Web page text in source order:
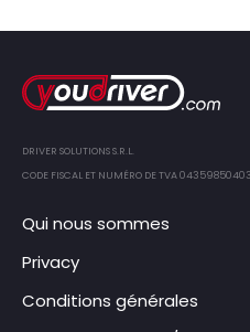
DRIVER SOLUTIONS S.R.L.
CODE FISCAL ET NUMÉRO DE TVA 04359850403
Qui nous sommes
Privacy
Conditions générales